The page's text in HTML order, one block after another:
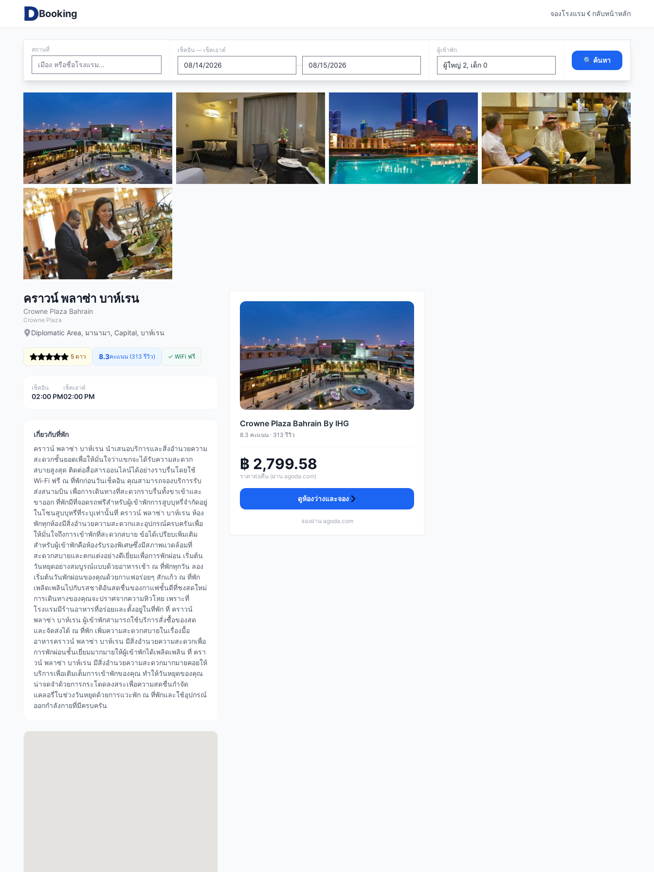
Booking จองโรงแรม กลับหน้าหลัก
สถานที่ เช็คอิน — เช็คเอาต์
—
ผู้เข้าพัก
🔍 ค้นหา
คราวน์ พลาซ่า บาห์เรน
Crowne Plaza Bahrain
Crowne Plaza
Diplomatic Area, มานามา, Capital, บาห์เรน
5 ดาว 8.3คะแนน (313 รีวิว) ✓ WiFi ฟรี
เช็คอิน
02:00 PM
เช็คเอาต์
02:00 PM
เกี่ยวกับที่พัก
คราวน์ พลาซ่า บาห์เรน นำเสนอบริการและสิ่งอำนวยความ
สะดวกชั้นยอดเพื่อให้มั่นใจว่าแขกจะได้รับความสะดวก
สบายสูงสุด ติดต่อสื่อสารออนไลน์ได้อย่างราบรื่นโดยใช้
Wi-Fi ฟรี ณ ที่พักก่อนวันเช็คอิน คุณสามารถจองบริการรับ
ส่งสนามบิน เพื่อการเดินทางที่สะดวกราบรื่นทั้งขาเข้าและ
ขาออก ที่พักมีที่จอดรถฟรีสำหรับผู้เข้าพักการสูบบุหรี่จำกัดอยู่
ในโซนสูบบุหรี่ที่ระบุเท่านั้นที่ คราวน์ พลาซ่า บาห์เรน ห้อง
พักทุกห้องมีสิ่งอำนวยความสะดวกและอุปกรณ์ครบครันเพื่อ
ให้มั่นใจถึงการเข้าพักที่สะดวกสบาย ข้อได้เปรียบเพิ่มเติม
สำหรับผู้เข้าพักคือห้องรับรองพิเศษซึ่งมีสภาพแวดล้อมที่
สะดวกสบายและตกแต่งอย่างดีเยี่ยมเพื่อการพักผ่อน เริ่มต้น
วันหยุดอย่างสมบูรณ์แบบด้วยอาหารเช้า ณ ที่พักทุกวัน ลอง
เริ่มต้นวันพักผ่อนของคุณด้วยกาแฟอร่อยๆ สักแก้ว ณ ที่พัก
เพลิดเพลินไปกับรสชาติอันสดชื่นของกาแฟชั้นดีที่ชงสดใหม่
การเดินทางของคุณจะปราศจากความหิวโหย เพราะที่
โรงแรมมีร้านอาหารที่อร่อยและตั้งอยู่ในที่พัก ที่ คราวน์
พลาซ่า บาห์เรน ผู้เข้าพักสามารถใช้บริการสั่งซื้อของสด
และจัดส่งได้ ณ ที่พัก เพิ่มความสะดวกสบายในเรื่องมื้อ
อาหารคราวน์ พลาซ่า บาห์เรน มีสิ่งอำนวยความสะดวกเพื่อ
การพักผ่อนชั้นเยี่ยมมากมายให้ผู้เข้าพักได้เพลิดเพลิน ที่ ครา
วน์ พลาซ่า บาห์เรน มีสิ่งอำนวยความสะดวกมากมายคอยให้
บริการเพื่อเติมเต็มการเข้าพักของคุณ ทำให้วันหยุดของคุณ
น่าจดจำด้วยการกระโดดลงสระเพื่อความสดชื่นกำจัด
แคลอรี่ในช่วงวันหยุดด้วยการแวะพัก ณ ที่พักและใช้อุปกรณ์
ออกกำลังกายที่มีครบครัน
Crowne Plaza Bahrain By IHG
8.3 คะแนน · 313 รีวิว
฿ 2,799.58
ราคาต่อคืน (ผ่าน agoda.com)
ดูห้องว่างและจอง
จองผ่าน agoda.com